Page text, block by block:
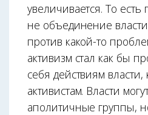
увеличивается. То есть
не объединение власти
против какой-то
активизм стал как бы
себя действиям
активистам. Власти
аполитичные группы,